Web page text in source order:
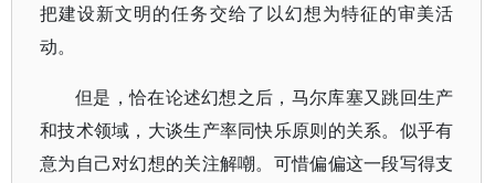
把建设新文明的任务交给了以幻想为特征的审美活
动。
但是，恰在论述幻想之后，马尔库塞又跳回生产
和技术领域，大谈生产率同快乐原则的关系。似乎有
意为自己对幻想的关注解嘲。可惜偏偏这一段写得支